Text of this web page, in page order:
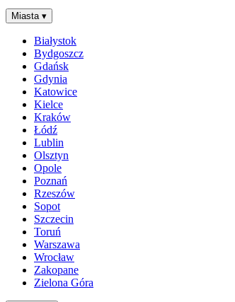
Miasta ▾
Białystok
Bydgoszcz
Gdańsk
Gdynia
Katowice
Kielce
Kraków
Łódź
Lublin
Olsztyn
Opole
Poznań
Rzeszów
Sopot
Szczecin
Toruń
Warszawa
Wrocław
Zakopane
Zielona Góra